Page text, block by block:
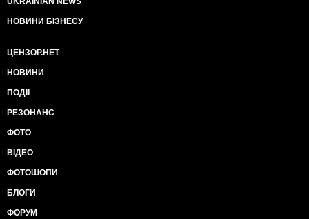
Также негативные новости для Кремля на эту же
тему поступают в последнее время из США.
парламентарии отменили действовавший 40 лет
запрет на экспорт американской нефти. И уже 1
первую нефть в Европу - американский танкер Theo
T с партией техасской нефти корпорации
получателем этой партии нефти стала швейцарская
трейдинговая группа Vitol.
В конце же января США поставили свою первую
Естественно, не радует Россию на данном поприще
НОВИНИ БІЗНЕСУ
ЦЕНЗОР.НЕТ
НОВИНИ
ПОДІЇ
РЕЗОНАНС
ФОТО
ВІДЕО
ФОТОШОПИ
БЛОГИ
ФОРУМ